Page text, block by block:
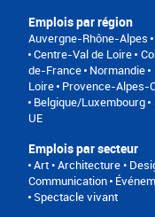
Emplois par région
Auvergne-Rhône-Alpes
Centre-Val de Loire
de-France Normandie
Loire Provence-Alpes-
Belgique/Luxembourg
UE
Emplois par secteur
Art • Architecture •
Communication
Spectacle vivant